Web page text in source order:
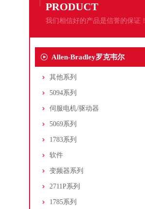
PRODUCT
我们相信好的产品是信誉的保证！
Allen-Bradley罗克韦尔
其他系列
5094系列
伺服电机/驱动器
5069系列
1783系列
软件
变频器系列
2711P系列
1785系列